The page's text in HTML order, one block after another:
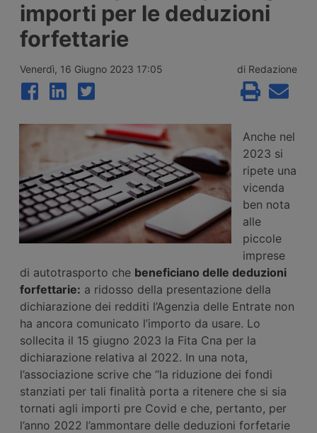
ammesse agli incentivi da 15mila euro per
l’uscita volontaria dal mercato, nell’ambito
del bando finanziato con 2 milioni di euro
per il 2026.
importi per le deduzioni
forfettarie
Venerdì, 16 Giugno 2023 17:05 di Redazione
Anche nel
2023 si
ripete una
vicenda
ben nota
alle
piccole
imprese
di autotrasporto che beneficiano delle deduzioni
forfettarie: a ridosso della presentazione della
dichiarazione dei redditi l’Agenzia delle Entrate non
ha ancora comunicato l’importo da usare. Lo
sollecita il 15 giugno 2023 la Fita Cna per la
dichiarazione relativa al 2022. In una nota,
l’associazione scrive che “la riduzione dei fondi
stanziati per tali finalità porta a ritenere che si sia
tornati agli importi pre Covid e che, pertanto, per
l’anno 2022 l’ammontare delle deduzioni forfetarie